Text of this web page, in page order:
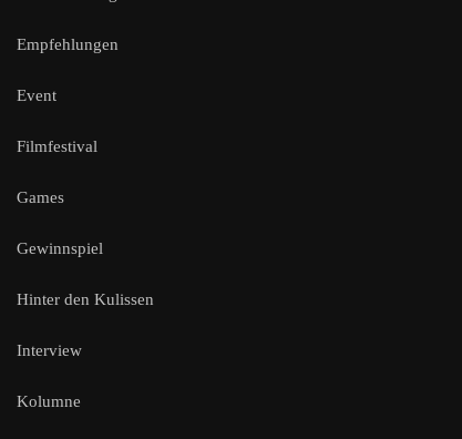
Empfehlungen
Event
Filmfestival
Games
Gewinnspiel
Hinter den Kulissen
Interview
Kolumne